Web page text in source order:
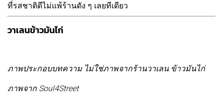
ที่รสชาติดีไม่แพ้ร้านดัง ๆ เลยทีเดียว
วาเลนข้าวมันไก่
ภาพประกอบบทความ ไม่ใช่ภาพจากร้านวาเลน ข้าวมันไก่
ภาพจาก Soul4Street